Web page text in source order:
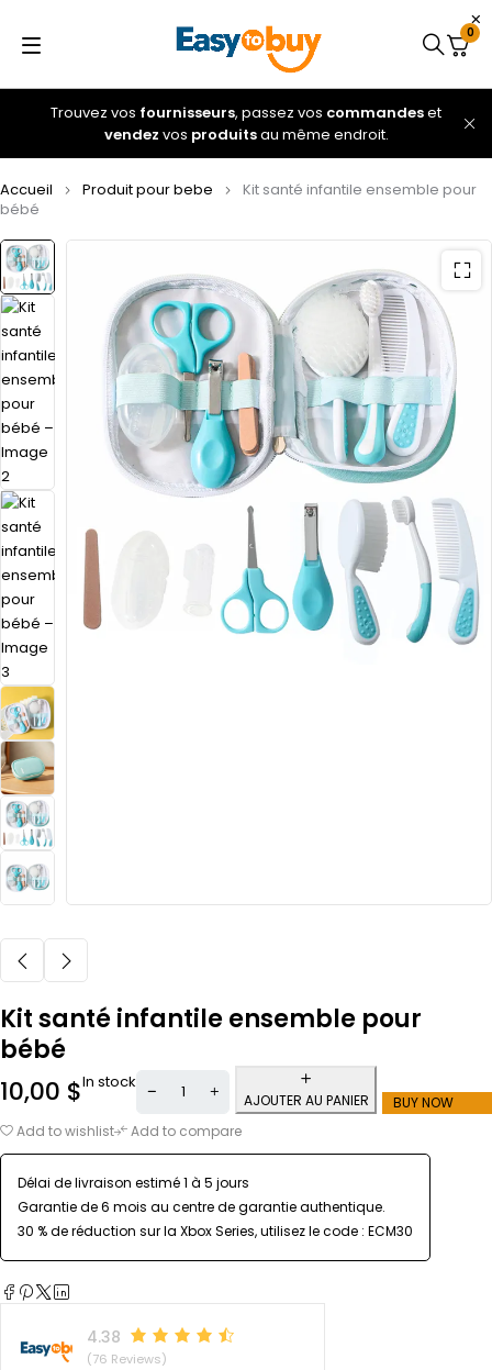
Trouvez vos fournisseurs, passez vos commandeset
vendez vos produitsau même endroit.
0
Accueil Produit pour bebe
Kit santé infantile ensemble pour
bébé
Kit santé infantile ensemble pour
bébé
10,00 $In stock
AJOUTER AU PANIER
BUY NOW
Add to wishlist
Add to compare
Délai de livraison estimé 1 à 5 jours
Garantie de 6 mois au centre de garantie authentique.
30 % de réduction sur la Xbox Series, utilisez le code : ECM30
4.38
(76 Reviews)